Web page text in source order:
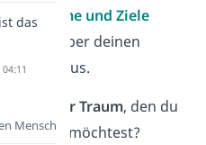
Träume und Ziele
das über deinen
heraus.
größter Traum, den du
möchtest?
das
Mensch